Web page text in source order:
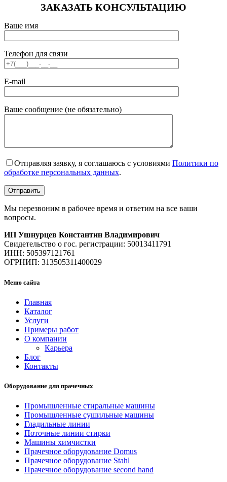
ЗАКАЗАТЬ КОНСУЛЬТАЦИЮ
Ваше имя
Телефон для связи
E-mail
Ваше сообщение (не обязательно)
Отправляя заявку, я соглашаюсь с условиями Политики по
обработке персональных данных.
Мы перезвоним в рабочее время и ответим на все ваши
вопросы.
ИП Ушнурцев Константин Владимирович
Свидетельство о гос. регистрации: 50013411791
ИНН: 505397121761
ОГРНИП: 313505311400029
Меню сайта
Главная
Каталог
Услуги
Примеры работ
О компании
Карьера
Блог
Контакты
Оборудование для прачечных
Промышленные стиральные машины
Промышленные сушильные машины
Гладильные линии
Поточные линии стирки
Машины химчистки
Прачечное оборудование Domus
Прачечное оборудование Stahl
Прачечное оборудование second hand